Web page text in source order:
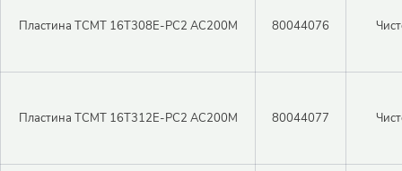
Пластина TCMT 16T308E-PC2 AC200M 80044076
Пластина TCMT 16T312E-PC2 AC200M 80044077